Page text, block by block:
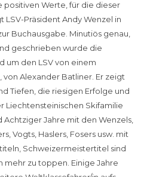
Werte, für die dieser
LSV-Präsident Andy Wenzel in
Buchausgabe. Minutiös genau,
geschrieben wurde die
um den LSV von einem
Alexander Batliner. Er zeigt
Tiefen, die riesigen Erfolge und
Liechtensteinischen Skifamilie
Achtziger Jahre mit den Wenzels,
Vogts, Haslers, Fosers usw. mit
Schweizermeistertitel sind
mehr zu toppen. Einige Jahre